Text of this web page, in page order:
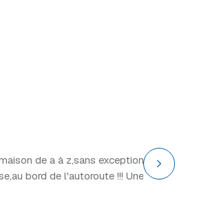
de a à z,sans exception
bord de l'autoroute !!! Une
il y a 2
“Grand